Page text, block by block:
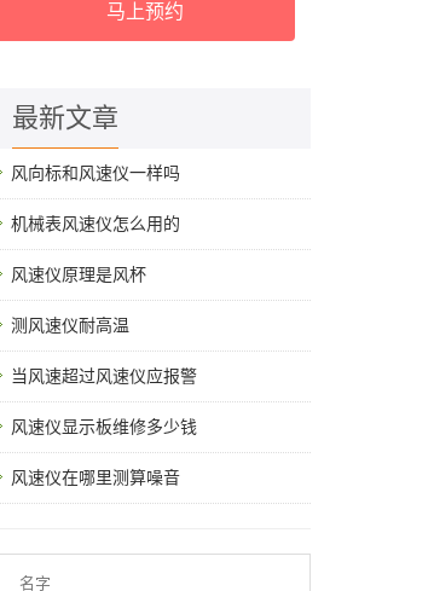
马上预约
最新文章
风向标和风速仪一样吗
机械表风速仪怎么用的
风速仪原理是风杯
测风速仪耐高温
当风速超过风速仪应报警
风速仪显示板维修多少钱
风速仪在哪里测算噪音